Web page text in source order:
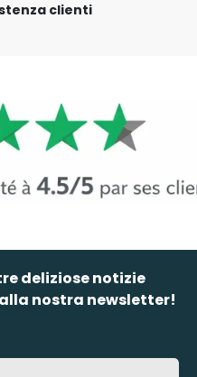
clienti
deliziose notizie
nostra newsletter!